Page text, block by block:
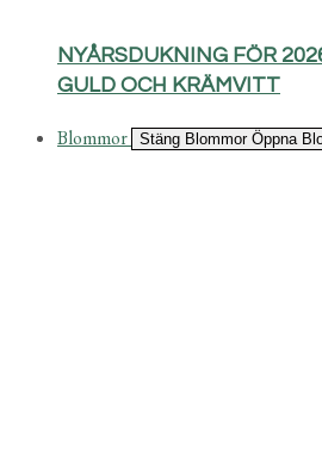
NYÅRSDUKNING FÖR
GULD OCH KRÄMVITT
Blommor Stäng Blommor Öppna